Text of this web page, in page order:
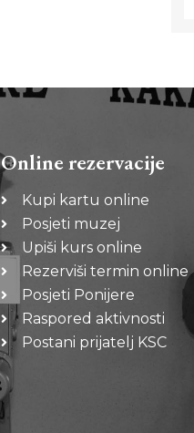
Online rezervacije
Kupi kartu online
Posjeti muzej
Upiši kurs online
Rezerviši termin online
Posjeti Ponijere
Raspored aktivnosti
Postani prijatelj KSC